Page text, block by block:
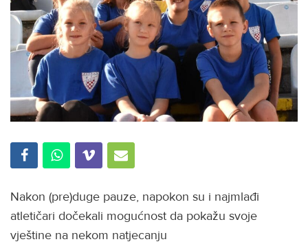
Nakon (pre)duge pauze, napokon su i najmlađi
atletičari dočekali mogućnost da pokažu svoje
vještine na nekom natjecanju